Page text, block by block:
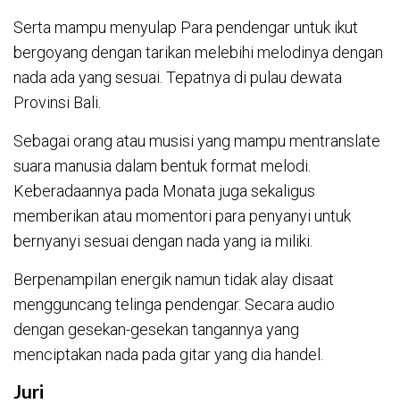
Serta mampu menyulap Para pendengar untuk ikut
bergoyang dengan tarikan melebihi melodinya dengan
nada ada yang sesuai. Tepatnya di pulau dewata
Provinsi Bali.
Sebagai orang atau musisi yang mampu mentranslate
suara manusia dalam bentuk format melodi.
Keberadaannya pada Monata juga sekaligus
memberikan atau momentori para penyanyi untuk
bernyanyi sesuai dengan nada yang ia miliki.
Berpenampilan energik namun tidak alay disaat
mengguncang telinga pendengar. Secara audio
dengan gesekan-gesekan tangannya yang
menciptakan nada pada gitar yang dia handel.
Juri